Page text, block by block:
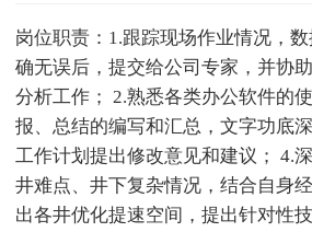
岗位职责：1.跟踪现场作业情况，
确无误后，提交给公司专家，并协
分析工作； 2.熟悉各类办公软件的
报、总结的编写和汇总，文字功底
工作计划提出修改意见和建议； 4.
井难点、井下复杂情况，结合自身
出各井优化提速空间，提出针对性